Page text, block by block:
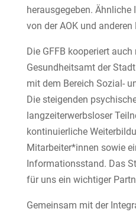
herausgegeben.
von der AOK und anderen
Die GFFB kooperiert auch
Gesundheitsamt der
mit dem Bereich Sozial-
Die steigenden
langzeiterwerbsloser
kontinuierliche
Mitarbeiter*innen sowie
Informationsstand. Das
für uns ein wichtiger
Gemeinsam mit der